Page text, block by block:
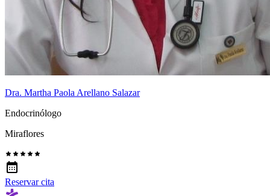
Dra. Martha Paola Arellano Salazar
Endocrinólogo
Miraflores
Reservar cita